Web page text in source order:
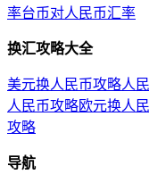
率台币对人民币汇率
换汇攻略大全
美元换人民币攻略人
人民币攻略欧元换人
攻略
导航